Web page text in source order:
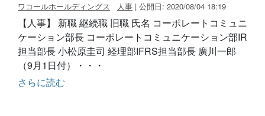
ワコールホールディングス 人事 | 公開日: 2020/08/04 18:19
【人事】 新職 継続職 旧職 氏名 コーポレートコミュニ
ケーション部長 コーポレートコミュニケーション部IR
担当部長 小松原圭司 経理部IFRS担当部長 廣川一郎
（9月1日付）・・・
さらに読む